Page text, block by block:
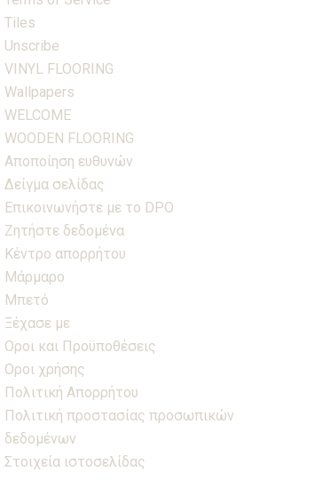
Tiles
Unscribe
VINYL FLOORING
Wallpapers
WELCOME
WOODEN FLOORING
Αποποίηση ευθυνών
Δείγμα σελίδας
Επικοινωνήστε με το DPO
Ζητήστε δεδομένα
Κέντρο απορρήτου
Μάρμαρο
Μπετό
Ξέχασε με
Οροι και Προϋποθέσεις
Οροι χρήσης
Πολιτική Απορρήτου
Πολιτική προστασίας προσωπικών
δεδομένων
Στοιχεία ιστοσελίδας